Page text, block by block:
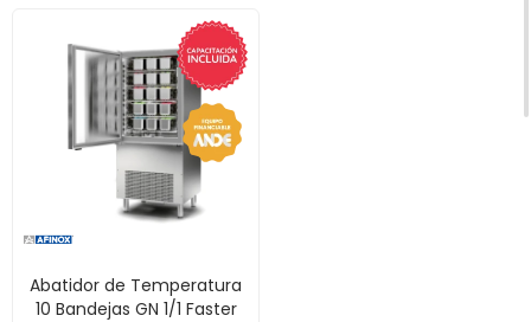
Abatidor de Temperatura
10 Bandejas GN 1/1 Faster